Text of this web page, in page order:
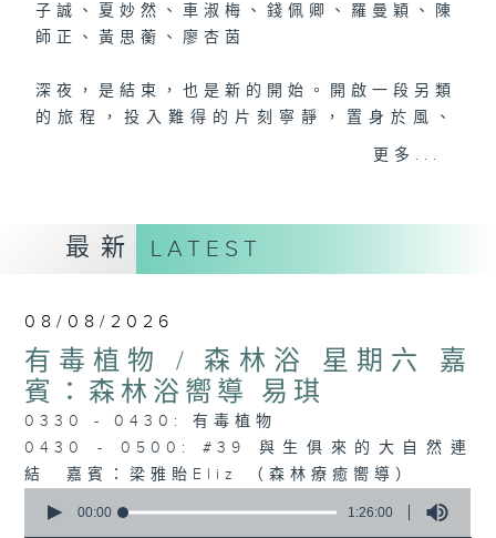
子誠、夏妙然、車淑梅、錢佩卿、羅曼穎、陳
師正、黃思蘅、廖杏茵
深夜，是結束，也是新的開始。開啟一段另類
的旅程，投入難得的片刻寧靜，置身於風、
星期一至六03:30至05:00
#香港電台文教組
更多...
最新 LATEST
08/08/2026
有毒植物 / 森林浴 星期六 嘉
賓：森林浴嚮導 易琪
0330 - 0430: 有毒植物
0430 - 0500: #39 與生俱來的大自然連
結 嘉賓：梁雅貽Eliz （森林療癒嚮導）
seconds
00:00 1:26:00